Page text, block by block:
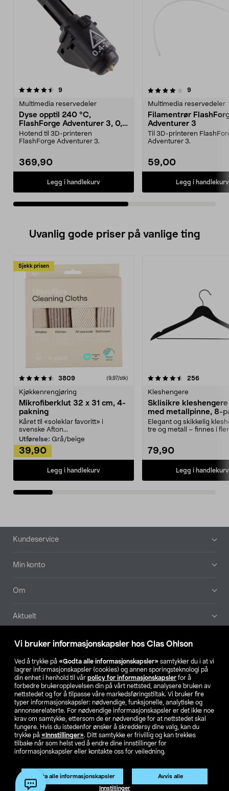
Vi bruker informasjonskapsler hos Clas Ohlson
Ved å trykke på «Godta alle informasjonskapsler» samtykker du i at vi
lagrer informasjonskapsler (cookies) og annen sporingsteknologi på
din enhet i henhold til vår policy for informasjonskapsler for å
forbedre brukeropplevelsen din på vårt nettsted, analysere bruken av
nettstedet og for å tilpasse våre markedsføringstiltak. Vi bruker fire
typer informasjonskapsler: nødvendige, funksjonelle, analytiske og
annonserelaterte. For nødvendige informasjonskapsler er det ikke noe
krav om samtykke, ettersom de er nødvendige for at nettstedet skal
fungere. Hvis du istedenfor ønsker å skreddersy dine valg, kan du
trykke på «Innstillinger». Ditt samtykke er frivillig og kan trekkes
tilbake når som helst ved å endre dine innstillinger for
informasjonskapsler eller kontakte oss for veiledning.
Godta alle informasjonskapsler Avvis alle
Innstillinger
Produktet har utgått
Artikkelnr.:38-8870
9anmeldelser
Multimedia reservedeler
Dyse opptil 240 °C,
FlashForge Adventurer 3, 0,4
mm
Hotend til 3D-printeren
FlashForge Adventurer 3.
369,90
Legg i handlekurv
4.0av 5 stjerner 9anmeldelser
Multimedia reservedeler
Filamentrør
Adventurer 3
Til 3D-printeren
Adventurer 3.
59,00
Legg i handlekurv
4.5av 5 stjerner
Uvanlig gode priser på vanlige ting
Sjekk prisen
3809anmeldelser(9,97/stk)
Kjøkkenrengjøring
Mikrofiberklut 32 x 31 cm, 4-
pakning
Kåret til «soleklar favoritt» i
svenske Afton...
Utførelse: Grå/beige
39,90
Legg i handlekurv
4.5av 5 stjerner 256
Kleshengere
Sklisikre
med metallpinne, 8-
Elegant og skikkelig
tre og metall – finnes i
79,90
Legg i handlekurv
4.5av 5 stjerner
Bunntekst
Kundeservice
Min konto
Om
Aktuelt
Våre selskaper
Finn din butikk
SE NO FI
Endre til priser ekskl. moms